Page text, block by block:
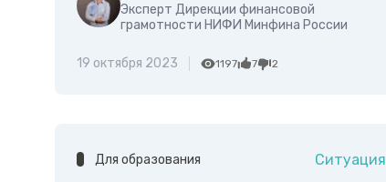
Эксперт Дирекции финансовой
грамотности НИФИ Минфина России
19 октября 2023 1197 7 2
Для образования Ситуация